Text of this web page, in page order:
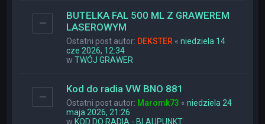
BUTELKA FAL 500 ML Z GRAWEREM
LASEROWYM
Ostatni post autor: DEKSTER «niedziela 14
cze 2026, 12:34
wTWÓJ GRAWER
Kod do radia VW BNO 881
Ostatni post autor: Maromk73 «niedziela 24
maja 2026, 21:26
w KOD DO RADIA - BLAUPUNKT